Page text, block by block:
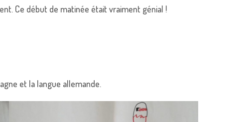
Ce début de matinée était vraiment génial !
et la langue allemande.